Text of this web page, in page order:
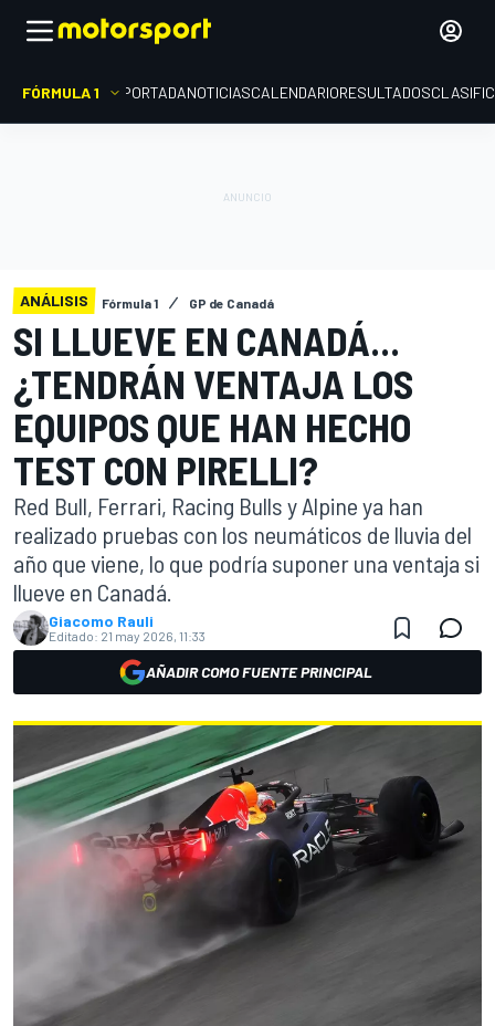
FÓRMULA 1 PORTADANOTICIASCALENDARIORESULTADOS
ANÁLISIS Fórmula 1 GP de Canadá
SI LLUEVE EN CANADÁ...
¿TENDRÁN VENTAJA LOS
EQUIPOS QUE HAN HECHO
TEST CON PIRELLI?
Red Bull, Ferrari, Racing Bulls y Alpine ya han
realizado pruebas con los neumáticos de lluvia del
año que viene, lo que podría suponer una ventaja si
llueve en Canadá.
Giacomo Rauli
Editado: 21 may 2026, 11:33
AÑADIR COMO FUENTE PRINCIPAL